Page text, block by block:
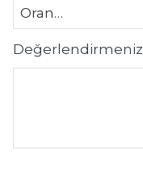
Değerlendirmeniz